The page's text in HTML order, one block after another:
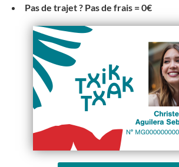
Pas de trajet ? Pas de frais = 0€